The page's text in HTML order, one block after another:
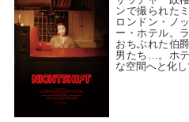
ンで撮られた
ロンドン・ノ
ー・ホテル。
おちぶれた伯
男たち…。ホ
な空間へと化し